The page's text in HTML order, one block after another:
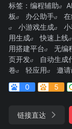
标签： 编程辅助 AI
板
办公助手
小游戏生成
用生成
快速上线
用搭建平台
无编
页开发
自动生成
卷
轻应用 邀
0
5
链接直达